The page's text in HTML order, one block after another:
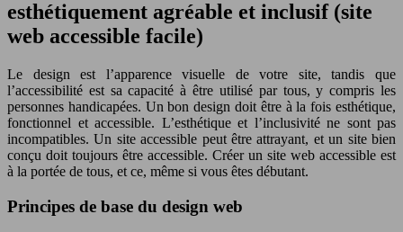
esthétiquement agréable et inclusif (site
web accessible facile)
Le design est l’apparence visuelle de votre site, tandis que
l’accessibilité est sa capacité à être utilisé par tous, y compris les
personnes handicapées. Un bon design doit être à la fois esthétique,
fonctionnel et accessible. L’esthétique et l’inclusivité ne sont pas
incompatibles. Un site accessible peut être attrayant, et un site bien
conçu doit toujours être accessible. Créer un site web accessible est
à la portée de tous, et ce, même si vous êtes débutant.
Principes de base du design web